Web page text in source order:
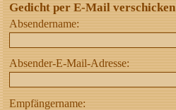
Gedicht per E-Mail verschicken
Absendername:
Absender-E-Mail-Adresse:
Empfängername: